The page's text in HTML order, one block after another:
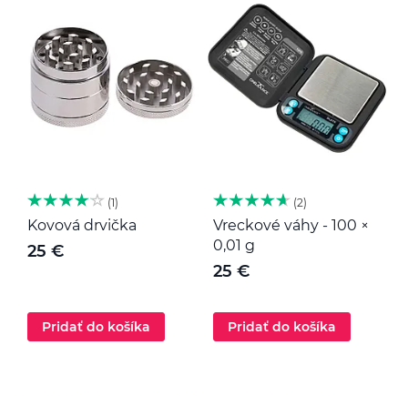
1
Kovová drvička
25 €
Pridať do košíka
2
Vreckové váhy - 100 ×
0,01 g
25 €
Pridať do košíka